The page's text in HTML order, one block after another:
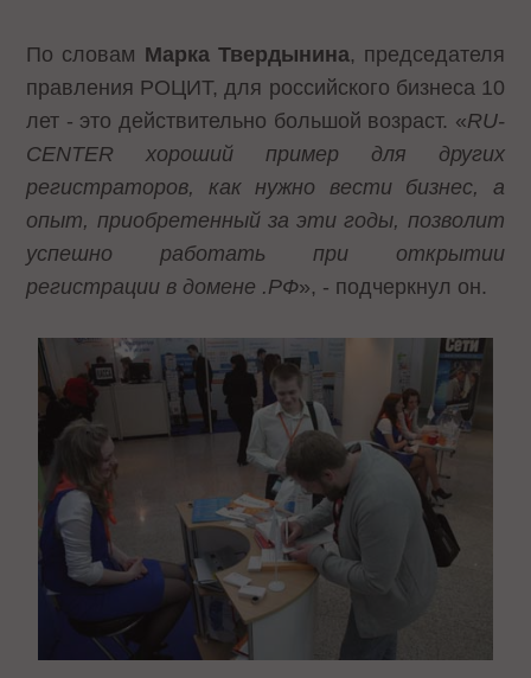
По словам Марка Твердынина, председателя
правления РОЦИТ, для российского бизнеса 10
лет - это действительно большой возраст. «RU-
CENTER хороший пример для других
регистраторов, как нужно вести бизнес, а
опыт, приобретенный за эти годы, позволит
успешно работать при открытии
регистрации в домене .РФ», - подчеркнул он.